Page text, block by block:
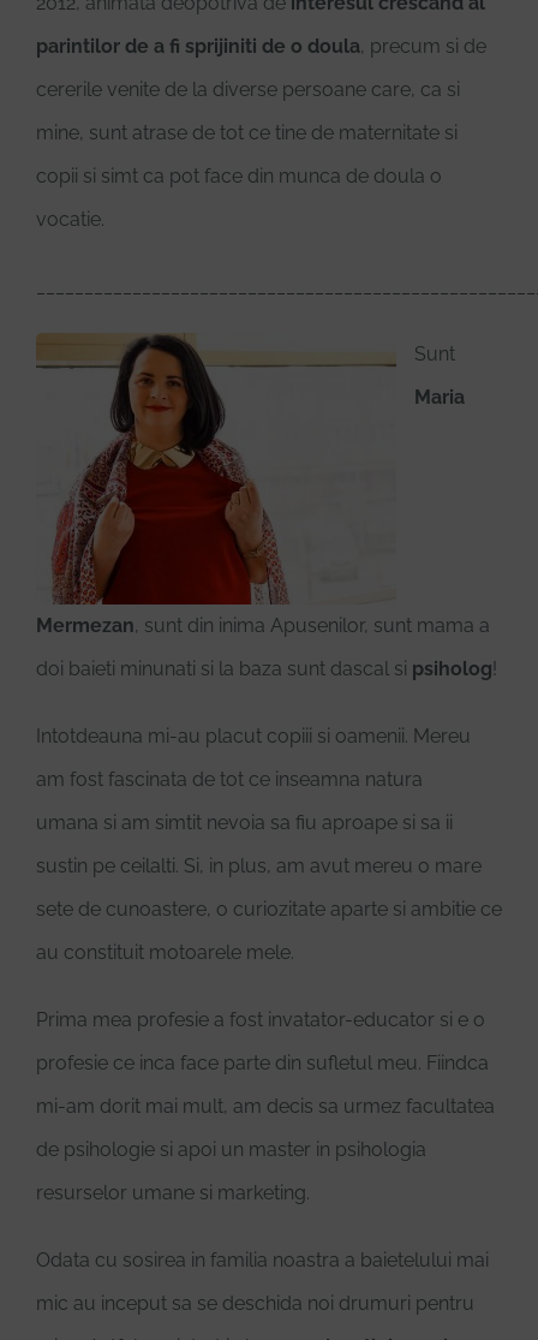
parintilor de a fi sprijiniti de o doula, precum si de
cererile venite de la diverse persoane care, ca si
mine, sunt atrase de tot ce tine de maternitate si
copii si simt ca pot face din munca de doula o
vocatie.
Sunt
Maria
Mermezan, sunt din inima Apusenilor, sunt mama a
doi baieti minunati si la baza sunt dascal si psiholog!
Intotdeauna mi-au placut copiii si oamenii. Mereu
am fost fascinata de tot ce inseamna natura
umana si am simtit nevoia sa fiu aproape si sa ii
sustin pe ceilalti. Si, in plus, am avut mereu o mare
sete de cunoastere, o curiozitate aparte si ambitie ce
au constituit motoarele mele.
Prima mea profesie a fost invatator-educator si e o
profesie ce inca face parte din sufletul meu. Fiindca
mi-am dorit mai mult, am decis sa urmez facultatea
de psihologie si apoi un master in psihologia
resurselor umane si marketing.
Odata cu sosirea in familia noastra a baietelului mai
mic au inceput sa se deschida noi drumuri pentru